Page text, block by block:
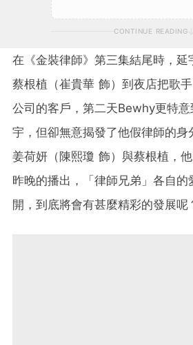
CONTINUE READING
在《金裝律師》第三集結尾時，
蔡根植（崔貴華 飾）到夜店把歌
公司的客戶，第二天Bewhy更特
宇，但卻無意揭發了他假律師的身
姜荷妍（陳熙瓊 飾）與蔡根植，
昨晚的播出，「律師兄弟」各自的
開，到底將會有甚麼精彩的發展呢